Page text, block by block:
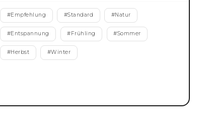
#Empfehlung #Standard #Natur
#Entspannung #Frühling #Sommer
#Herbst #Winter